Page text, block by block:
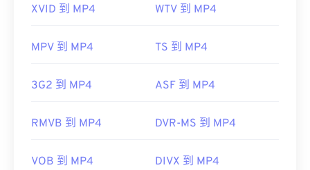
XVID 到 MP4 WTV 到 MP4
MPV 到 MP4 TS 到 MP4
3G2 到 MP4 ASF 到 MP4
RMVB 到 MP4 DVR-MS 到 MP4
VOB 到 MP4 DIVX 到 MP4